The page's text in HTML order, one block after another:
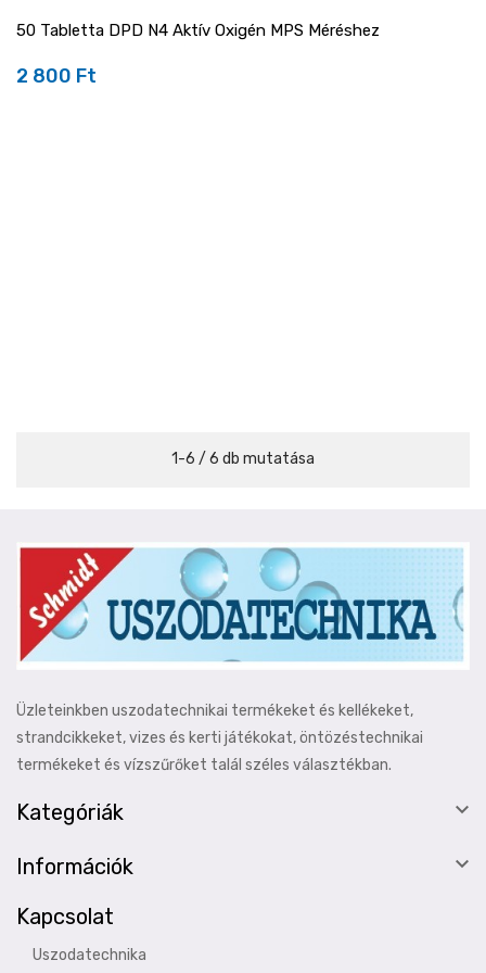
50 Tabletta DPD N4 Aktív Oxigén MPS Méréshez
Ár
2 800 Ft
1-6 / 6 db mutatása
Üzleteinkben uszodatechnikai termékeket és kellékeket,
strandcikkeket, vizes és kerti játékokat, öntözéstechnikai
termékeket és vízszűrőket talál széles választékban.
Kategóriák 
Információk

Kapcsolat
Uszodatechnika